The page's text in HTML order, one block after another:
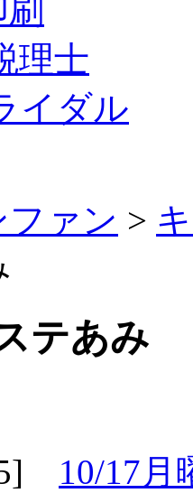
理士
イダル
ァン >
テあみ
10/17